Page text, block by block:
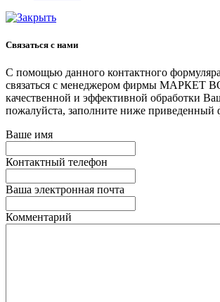
Связаться с нами
С помощью данного контактного
связаться с менеджером фирмы МАРКЕТ
качественной и эффективной обработки
пожалуйста, заполните ниже приведенный
Ваше имя
Контактный телефон
Ваша электронная почта
Комментарий